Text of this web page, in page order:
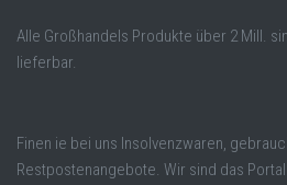
Alle Großhandels Produkte über 2 Mill.
lieferbar.
Finen ie bei uns Insolvenzwaren,
Restpostenangebote. Wir sind das